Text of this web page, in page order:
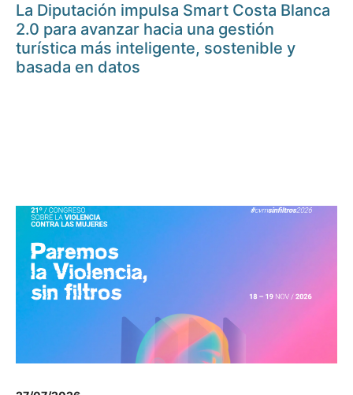
La Diputación impulsa Smart Costa Blanca
2.0 para avanzar hacia una gestión
turística más inteligente, sostenible y
basada en datos